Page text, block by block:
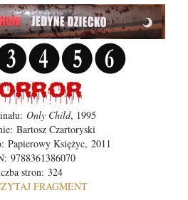
Only Child, 1995
Bartosz Czartoryski
Papierowy Księżyc, 2011
9788361386070
stron: 324
FRAGMENT